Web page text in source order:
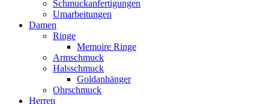
Schmuckanfertigungen
Umarbeitungen
Damen
Ringe
Memoire Ringe
Armschmuck
Halsschmuck
Goldanhänger
Ohrschmuck
Herren